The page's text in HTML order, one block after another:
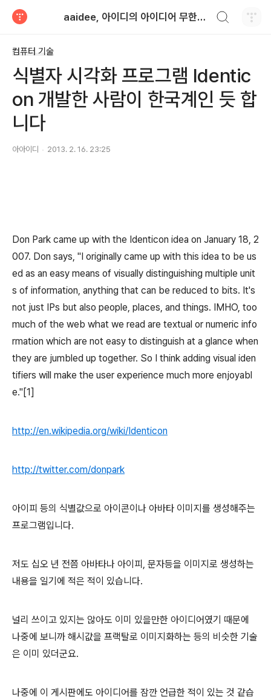
aaidee, 아이디의 아이디어 무한도전
컴퓨터 기술
식별자 시각화 프로그램 Identic
on 개발한 사람이 한국계인 듯 합
니다
아아이디 2013. 2. 16. 23:25
Don Park came up with the Identicon idea on January 18, 2
007. Don says, "I originally came up with this idea to be us
ed as an easy means of visually distinguishing multiple unit
s of information, anything that can be reduced to bits. It's
not just IPs but also people, places, and things. IMHO, too
much of the web what we read are textual or numeric info
rmation which are not easy to distinguish at a glance when
they are jumbled up together. So I think adding visual iden
tifiers will make the user experience much more enjoyabl
e."[1]
http://en.wikipedia.org/wiki/Identicon
http://twitter.com/donpark
아이피 등의 식별값으로 아이콘이나 아바타 이미지를 생성해주는
프로그램입니다.
저도 십오 년 전쯤 아바타나 아이피, 문자등을 이미지로 생성하는
내용을 일기에 적은 적이 있습니다.
널리 쓰이고 있지는 않아도 이미 있을만한 아이디어였기 때문에
나중에 보니까 해시값을 프랙탈로 이미지화하는 등의 비슷한 기술
은 이미 있더군요.
나중에 이 게시판에도 아이디어를 잠깐 언급한 적이 있는 것 같습